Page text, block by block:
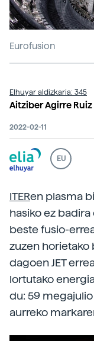
Eurofusion
Elhuyar aldizkaria: 345
Aitziber Agirre
2022-02-11
EU
ITERen plasma
hasiko ez
beste fusio-
zuzen horietako
dagoen JET
lortutako
du: 59
aurreko